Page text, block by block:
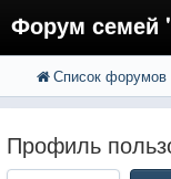
Форум семей
FAQ
Регистрация
Список форумов
Профиль